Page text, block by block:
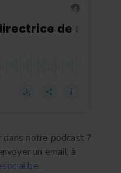
notre podcast ?
un email, à